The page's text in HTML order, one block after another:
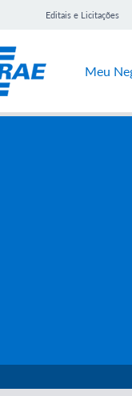
Editais e Licitações
Meu